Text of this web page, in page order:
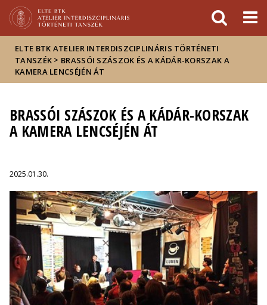
Hírek
Események
ELTE a
sajtóban
ELTE BTK ATELIER INTERDISZCIPLINÁRIS TÖRTÉNETI
TANSZÉK > BRASSÓI SZÁSZOK ÉS A KÁDÁR-KORSZAK A
KAMERA LENCSÉJÉN ÁT
BRASSÓI SZÁSZOK ÉS A KÁDÁR-KORSZAK
A KAMERA LENCSÉJÉN ÁT
2025.01.30.